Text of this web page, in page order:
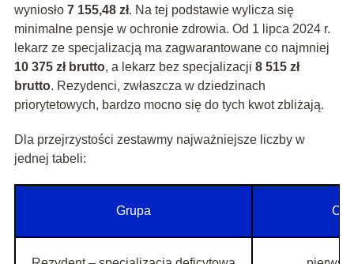
wyniosło 7 155,48 zł. Na tej podstawie wylicza się
minimalne pensje w ochronie zdrowia. Od 1 lipca 2024 r.
lekarz ze specjalizacją ma zagwarantowane co najmniej
10 375 zł brutto, a lekarz bez specjalizacji 8 515 zł
brutto. Rezydenci, zwłaszcza w dziedzinach
priorytetowych, bardzo mocno się do tych kwot zbliżają.
Dla przejrzystości zestawmy najważniejsze liczby w
jednej tabeli:
Grupa